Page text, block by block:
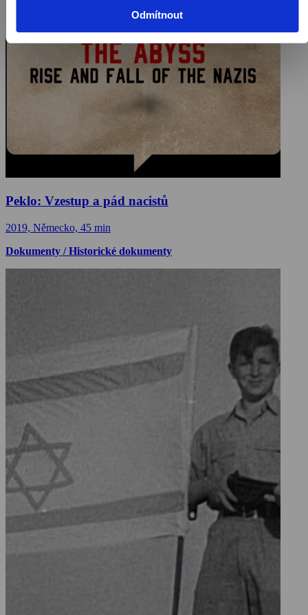
Odmítnout
Peklo: Vzestup a pád nacistů
2019, Německo, 45 min
Dokumenty / Historické dokumenty